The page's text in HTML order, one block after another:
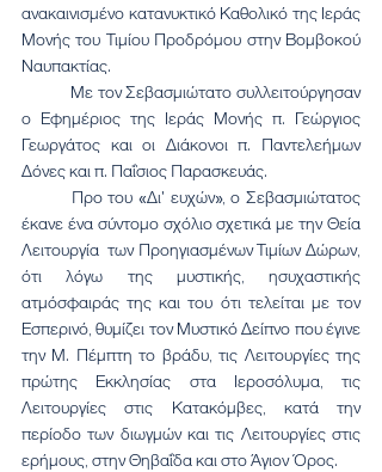
ανακαινισμένο κατανυκτικό Καθολικό της Ιεράς
Μονής του Τιμίου Προδρόμου στην Βομβοκού
Ναυπακτίας.
ο Εφημέριος της Ιεράς Μονής π. Γεώργιος
Γεωργάτος και οι Διάκονοι π. Παντελεήμων
Δόνες και π. Παΐσιος Παρασκευάς.
έκανε ένα σύντομο σχόλιο σχετικά με την Θεία
Λειτουργία  των Προηγιασμένων Τιμίων Δώρων,
ότι λόγω της μυστικής, ησυχαστικής
ατμόσφαιράς της και του ότι τελείται με τον
Εσπερινό, θυμίζει τον Μυστικό Δείπνο που έγινε
την Μ. Πέμπτη το βράδυ, τις Λειτουργίες της
πρώτης Εκκλησίας στα Ιεροσόλυμα, τις
Λειτουργίες στις Κατακόμβες, κατά την
περίοδο των διωγμών και τις Λειτουργίες στις
ερήμους, στην Θηβαΐδα και στο Άγιον Όρος.